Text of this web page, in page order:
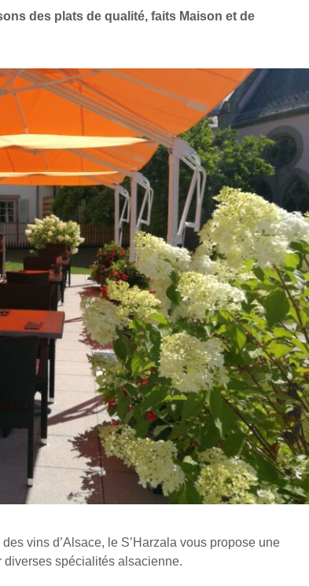
des plats de qualité, faits Maison et de
vins d’Alsace, le S’Harzala vous propose une
diverses spécialités alsacienne.